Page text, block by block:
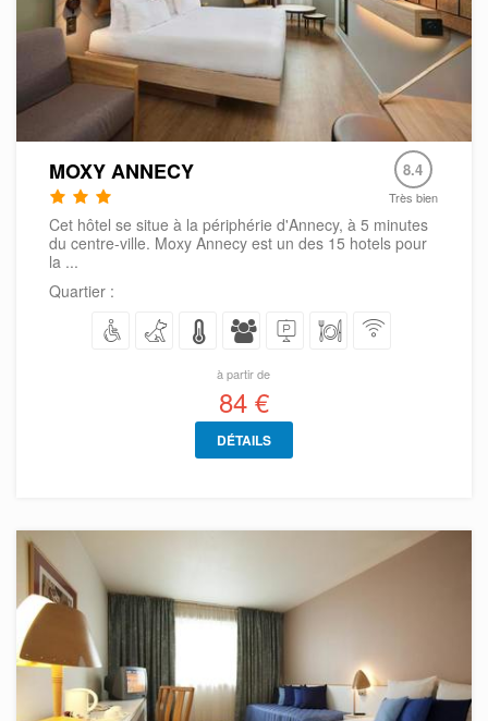
MOXY ANNECY 8.4
Très bien
Cet hôtel se situe à la périphérie d'Annecy, à 5 minutes
du centre-ville. Moxy Annecy est un des 15 hotels pour
la ...
Quartier :
à partir de
84 €
DÉTAILS